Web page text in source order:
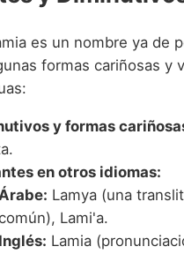
es un nombre ya de
formas cariñosas y
y formas
en otros idiomas:
Lamya (una
Lami'a.
Inglés: Lamia